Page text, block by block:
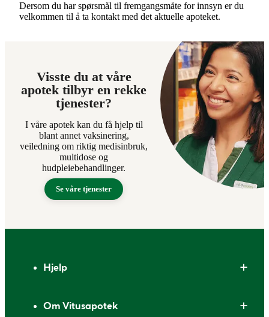
Dersom du har spørsmål til fremgangsmåte for innsyn er du
velkommen til å ta kontakt med det aktuelle apoteket.
Visste du at våre
apotek tilbyr en rekke
tjenester?
I våre apotek kan du få hjelp til
blant annet vaksinering,
veiledning om riktig medisinbruk,
multidose og
hudpleiebehandlinger.
Se våre tjenester
Hjelp
Om Vitusapotek